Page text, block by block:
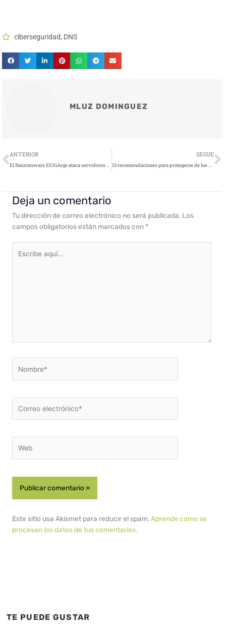
ciberseguridad, DNS
MLUZ DOMINGUEZ
Ant
ANTERIOR
El Ransomware ESXiArgs ataca servidores VMWare
SEGUE
10 recomendaciones para protegerse de los deepfakes
Deja un comentario
Tu dirección de correo electrónico no será publicada. Los
campos obligatorios están marcados con *
aquí...
electrónico*
Este sitio usa Akismet para reducir el spam.Aprende cómo se
procesan los datos de tus comentarios.
TE PUEDE GUSTAR